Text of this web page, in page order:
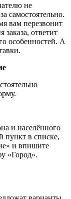
не
самостоятельно.
вам перезвонит
ответит
особенностей. А
и населённого
пункт в списке,
и впишите
«Город».